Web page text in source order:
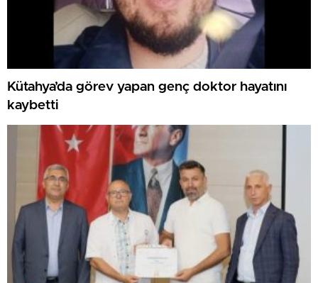
Kütahya’da görev yapan genç doktor hayatını
kaybetti